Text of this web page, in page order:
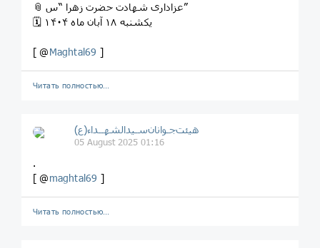
📎 عزاداری شهادت حضرت زهرا “س”
🗓 یکشنبه ۱۸ آبان ماه ۱۴۰۴
[ @Maghtal69 ]
Читать полностью…
هیئت‌جـوانان‌سـیدالشهــداء(ع)
05 August 2025 01:16
.
[ @maghtal69 ]
Читать полностью…